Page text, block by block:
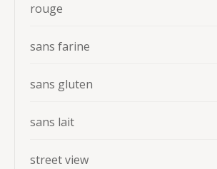
rouge
sans farine
sans gluten
sans lait
street view